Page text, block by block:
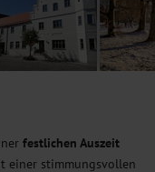
festlichen Auszeit
einer stimmungsvollen